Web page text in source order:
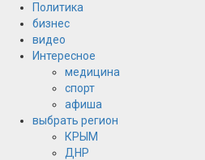
Политика
бизнес
видео
Интересное
медицина
спорт
афиша
выбрать регион
КРЫМ
ДНР